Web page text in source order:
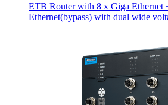
ETB Router with 8 x Giga Ethernet
Ethernet(bypass) with dual wide